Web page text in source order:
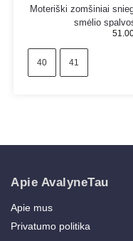
Moteriški zomšiniai
smėlio
40 41
Apie AvalyneTau
Apie mus
Privatumo politika